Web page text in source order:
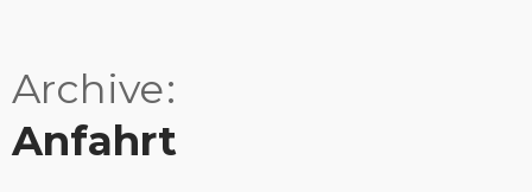
Archive
Anfahrt